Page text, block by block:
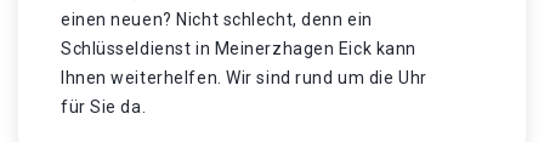
einen neuen? Nicht schlecht, denn ein
Schlüsseldienst in Meinerzhagen Eick kann
Ihnen weiterhelfen. Wir sind rund um die Uhr
für Sie da.